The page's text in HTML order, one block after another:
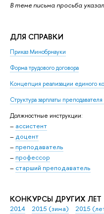
В теме письма просьба
ДЛЯ СПРАВКИ
Приказ Минобрнауки
Форма трудового договора
Концепция реализации единого
Структура зарплаты
Должностные инструкции:
– ассистент
– доцент
– преподаватель
– профессор
– старший преподаватель
КОНКУРСЫ ДРУГИХ ЛЕТ
2014 2015 (зима) 2015